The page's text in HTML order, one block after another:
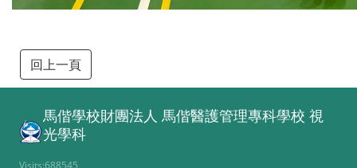
回上一頁
馬偕學校財團法人 馬偕醫護管理專科學校視
光學科
Visits:688545